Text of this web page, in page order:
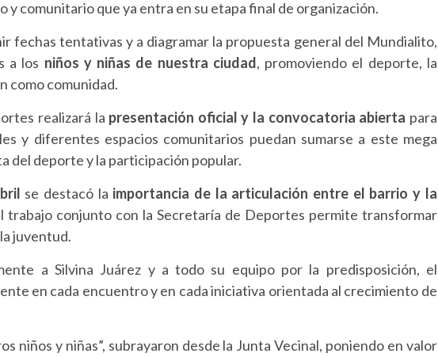
comunitario que ya entra en su etapa final de organización.
fechas tentativas y a diagramar la propuesta general del Mundialito,
a los niños y niñas de nuestra ciudad, promoviendo el deporte, la
como comunidad.
realizará la presentación oficial y la convocatoria abierta para
y diferentes espacios comunitarios puedan sumarse a este mega
del deporte y la participación popular.
se destacó la importancia de la articulación entre el barrio y la
trabajo conjunto con la Secretaría de Deportes permite transformar
juventud.
a Silvina Juárez y a todo su equipo por la predisposición, el
en cada encuentro y en cada iniciativa orientada al crecimiento de
niños y niñas”, subrayaron desde la Junta Vecinal, poniendo en valor